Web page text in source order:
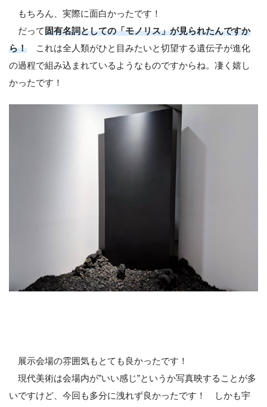
もちろん、実際に面白かったです！
だって固有名詞としての「モノリス」が見られたんですか
ら！ これは全人類がひと目みたいと切望する遺伝子が進化
の過程で組み込まれているようなものですからね。凄く嬉し
かったです！
展示会場の雰囲気もとても良かったです！
現代美術は会場内が”いい感じ”というか写真映することが多
いですけど、今回も多分に洩れず良かったです！ しかも宇